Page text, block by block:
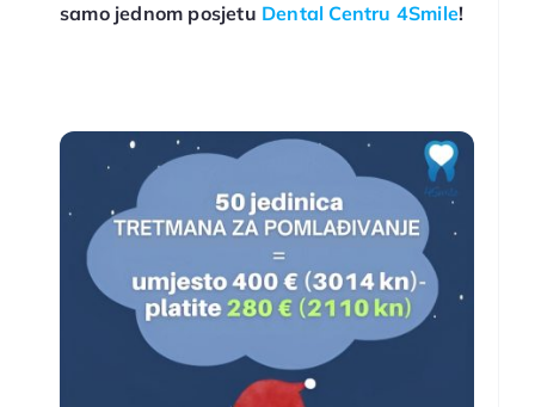
samo jednom posjetu Dental Centru 4Smile!